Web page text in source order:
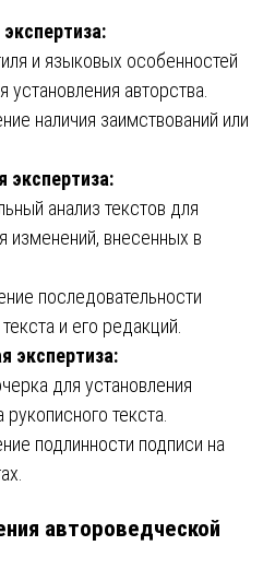
и языковых особенностей
установления авторства.
наличия заимствований или
экспертиза:
анализ текстов для
изменений, внесенных в
последовательности
и его редакций.
экспертиза:
для установления
рукописного текста.
подлинности подписи на
автороведческой